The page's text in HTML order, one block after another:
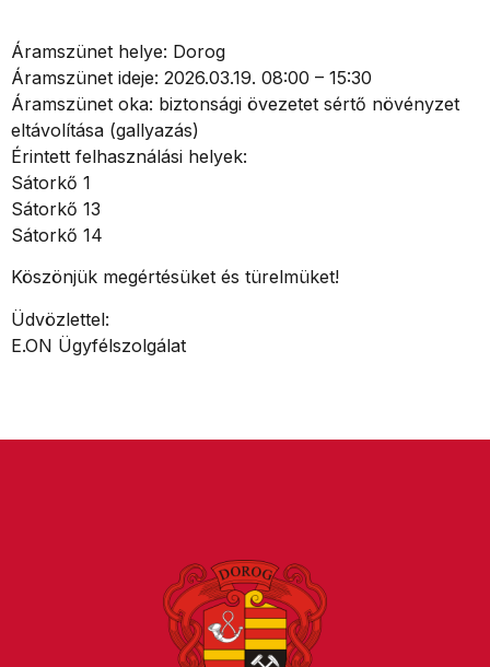
Áramszünet helye: Dorog
Áramszünet ideje: 2026.03.19. 08:00 – 15:30
Áramszünet oka: biztonsági övezetet sértő növényzet
eltávolítása (gallyazás)
Érintett felhasználási helyek:
Sátorkő 1
Sátorkő 13
Sátorkő 14
Köszönjük megértésüket és türelmüket!
Üdvözlettel:
E.ON Ügyfélszolgálat